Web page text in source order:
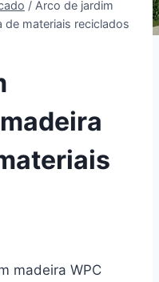
/ Arco de jardim
de materiais reciclados
madeira WPC